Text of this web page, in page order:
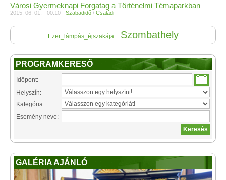
Városi Gyermeknapi Forgatag a Történelmi Témaparkban
2015. 06. 01. - 00:10 - Szabadidő / Családi
Ezer_lámpás_éjszakája Szombathely
PROGRAMKERESŐ
Időpont:
Helyszín:
Kategória:
Esemény neve:
GALÉRIA AJÁNLÓ